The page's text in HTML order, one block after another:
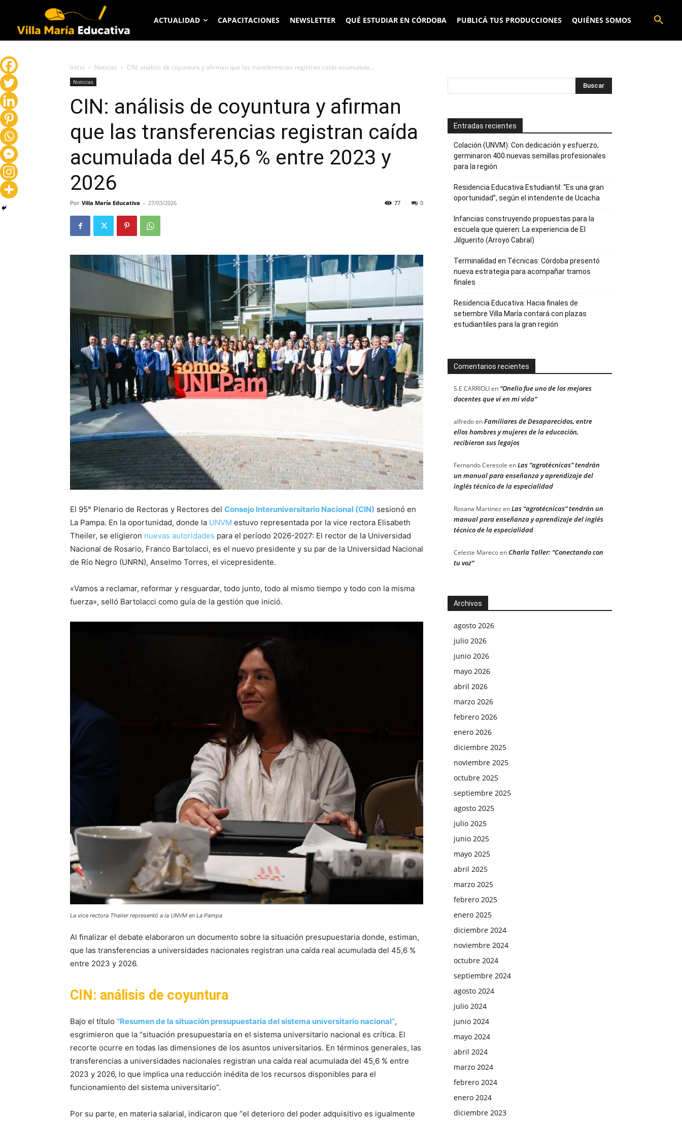
ACTUALIDAD CAPACITACIONES NEWSLETTER QUÉ ESTUDIAR EN CÓRDOBA PUBLICÁ TUS PRODUCCIONES QUIÉNES SOMOS
Inicio Noticias CIN: análisis de coyuntura y afirman que las transferencias registran caída acumulada...
Noticias
CIN: análisis de coyuntura y afirman
que las transferencias registran caída
acumulada del 45,6 % entre 2023 y
2026
Por Villa María Educativa - 27/03/2026 0
77
El 95° Plenario de Rectoras y Rectores del Consejo Interuniversitario Nacional (CIN) sesionó en
La Pampa. En la oportunidad, donde la UNVM estuvo representada por la vice rectora Elisabeth
Theiler, se eligieron nuevas autoridades para el período 2026-2027: El rector de la Universidad
Nacional de Rosario, Franco Bartolacci, es el nuevo presidente y su par de la Universidad Nacional
de Río Negro (UNRN), Anselmo Torres, el vicepresidente.
«Vamos a reclamar, reformar y resguardar, todo junto, todo al mismo tiempo y todo con la misma
fuerza», selló Bartolacci como guía de la gestión que inició.
La vice rectora Theiler representó a la UNVM en La Pampa
Al finalizar el debate elaboraron un documento sobre la situación presupuestaria donde, estiman,
que las transferencias a universidades nacionales registran una caída real acumulada del 45,6 %
entre 2023 y 2026.
CIN: análisis de coyuntura
Bajo el título “Resumen de la situación presupuestaria del sistema universitario nacional”,
esgrimieron que la “situación presupuestaria en el sistema universitario nacional es crítica. El
recorte ocurre en todas las dimensiones de los asuntos universitarios. En términos generales, las
transferencias a universidades nacionales registran una caída real acumulada del 45,6 % entre
2023 y 2026, lo que implica una reducción inédita de los recursos disponibles para el
funcionamiento del sistema universitario”.
Por su parte, en materia salarial, indicaron que “el deterioro del poder adquisitivo es igualmente
Entradas recientes
Colación (UNVM): Con dedicación y esfuerzo,
germinaron 400 nuevas semillas profesionales
para la región
Residencia Educativa Estudiantil: “Es una gran
oportunidad”, según el intendente de Ucacha
Infancias construyendo propuestas para la
escuela que quieren: La experiencia de El
Jilguerito (Arroyo Cabral)
Terminalidad en Técnicas: Córdoba presentó
nueva estrategia para acompañar tramos
finales
Residencia Educativa: Hacia finales de
setiembre Villa María contará con plazas
estudiantiles para la gran región
Comentarios recientes
S.E CARRIOLIen “Onelio fue uno de los mejores
docentes que vi en mi vida”
alfredoenFamiliares de Desaparecidos, entre
ellos hombres y mujeres de la educación,
recibieron sus legajos
Fernando Ceresole enLas “agrotécnicas” tendrán
un manual para enseñanza y aprendizaje del
inglés técnico de la especialidad
Rosana Martinez enLas “agrotécnicas” tendrán un
manual para enseñanza y aprendizaje del inglés
técnico de la especialidad
Celeste MarecoenCharla Taller: “Conectando con
tu voz”
Archivos
agosto 2026
julio 2026
junio 2026
mayo 2026
abril 2026
marzo 2026
febrero 2026
enero 2026
diciembre 2025
noviembre 2025
octubre 2025
septiembre 2025
agosto 2025
julio 2025
junio 2025
mayo 2025
abril 2025
marzo 2025
febrero 2025
enero 2025
diciembre 2024
noviembre 2024
octubre 2024
septiembre 2024
agosto 2024
julio 2024
junio 2024
mayo 2024
abril 2024
marzo 2024
febrero 2024
enero 2024
diciembre 2023